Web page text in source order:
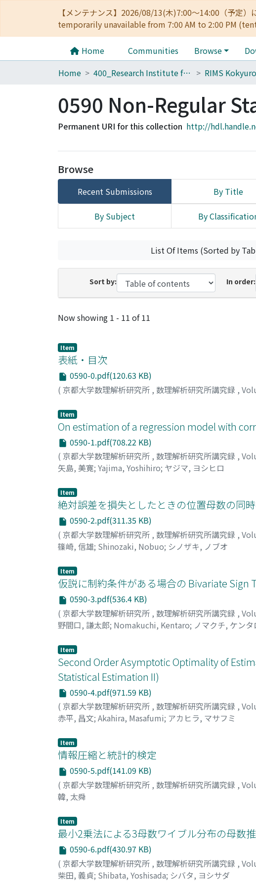
【メンテナンス】2026/08/13(木)7:00～14:00（予定
temporarily unavailable from 7:00 AM to 2:00 PM
Home Communities Browse
Home
400_Research Institute for Mathematical Sciences RIMS
0590 Non-Regular
Permanent URI for this collection http://
Browse
Recent Submissions By Title
By Subject By
List Of Items (Sorted by
Sort by: In order:
Recent Submissions
Now showing 1 - 11 of 11
Item
表紙・目次
0590-0.pdf(120.63 KB)
( 京都大学数理解析研究所 , 数理解析研究所講究録 ,
Item
On estimation of a regression model with
0590-1.pdf(708.22 KB)
( 京都大学数理解析研究所 , 数理解析研究所講究録 ,
矢島, 美寛; Yajima, Yoshihiro; ヤジマ, ヨシヒロ
Item
絶対誤差を損失としたときの位置母数の同
0590-2.pdf(311.35 KB)
( 京都大学数理解析研究所 , 数理解析研究所講究録 ,
篠崎, 信雄; Shinozaki, Nobuo; シノザキ, ノブオ
Item
仮説に制約条件がある場合の Bivariate Sign
0590-3.pdf(536.4 KB)
( 京都大学数理解析研究所 , 数理解析研究所講究録 ,
野間口, 謙太郎; Nomakuchi, Kentaro; ノマクチ, ケンタ
Item
Second Order Asymptotic Optimality of
Statistical Estimation II)
0590-4.pdf(971.59 KB)
( 京都大学数理解析研究所 , 数理解析研究所講究録 ,
赤平, 昌文; Akahira, Masafumi; アカヒラ, マサフミ
Item
情報圧縮と統計的検定
0590-5.pdf(141.09 KB)
( 京都大学数理解析研究所 , 数理解析研究所講究録 ,
韓, 太舜
Item
最小2乗法による3母数ワイブル分布の母数
0590-6.pdf(430.97 KB)
( 京都大学数理解析研究所 , 数理解析研究所講究録 ,
柴田, 義貞; Shibata, Yoshisada; シバタ, ヨシサダ